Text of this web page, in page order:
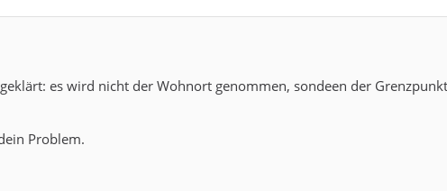
es wird nicht der Wohnort genommen, sondeen der
Problem.